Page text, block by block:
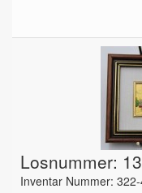
Losnummer:
Inventar Nummer: